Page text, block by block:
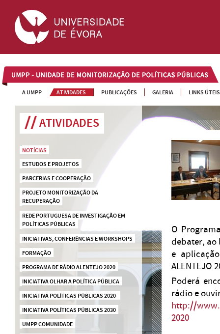
UMPP
A UMPP ATIVIDADES PUBLICAÇÕES GALERIA LINKS ÚTEIS
ATIVIDADES
NOTÍCIAS
ESTUDOS E PROJETOS
PARCERIAS E COOPERAÇÃO
PROJETO MONITORIZAÇÃO DA
RECUPERAÇÃO
REDE PORTUGUESA DE INVESTIGAÇÃO EM
POLÍTICAS PÚBLICAS
INICIATIVAS, CONFERÊNCIAS E WORKSHOPS
FORMAÇÃO
PROGRAMA DE RÁDIO ALENTEJO 2020
INICIATIVA OLHAR A POLÍTICA PÚBLICA
INICIATIVA POLÍTICAS PÚBLICAS 2020
INICIATIVA POLÍTICAS PÚBLICAS 2030
UMPP COMUNIDADE
O
debater, ao
e
ALENTEJO
Poderá
rádio e
http://
2020